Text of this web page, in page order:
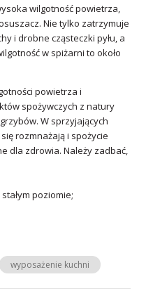
wilgotność powietrza,
Nie tylko zatrzymuje
i drobne cząsteczki pyłu, a
w spiżarni to około
powietrza i
spożywczych z natury
W sprzyjających
rozmnażają i spożycie
dla zdrowia. Należy zadbać,
poziomie;
wyposażenie kuchni